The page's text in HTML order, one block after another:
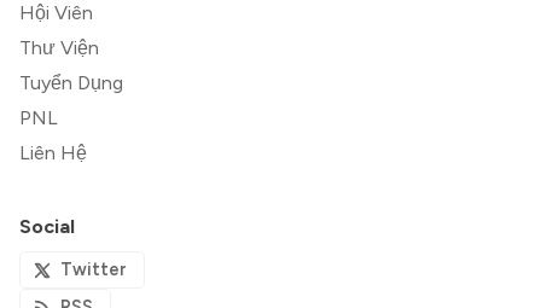
Hội Viên
Thư Viện
Tuyển Dụng
PNL
Liên Hệ
Social
Twitter